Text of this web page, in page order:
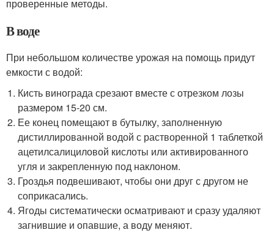
проверенные методы.
В воде
При небольшом количестве урожая на помощь придут
емкости с водой:
Кисть винограда срезают вместе с отрезком лозы
размером 15-20 см.
Ее конец помещают в бутылку, заполненную
дистиллированной водой с растворенной 1 таблеткой
ацетилсалициловой кислоты или активированного
угля и закрепленную под наклоном.
Гроздья подвешивают, чтобы они друг с другом не
соприкасались.
Ягоды систематически осматривают и сразу удаляют
загнившие и опавшие, а воду меняют.